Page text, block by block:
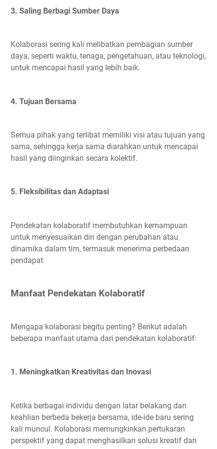
3. Saling Berbagi Sumber Daya
Kolaborasi sering kali melibatkan pembagian sumber
daya, seperti waktu, tenaga, pengetahuan, atau teknologi,
untuk mencapai hasil yang lebih baik.
4. Tujuan Bersama
Semua pihak yang terlibat memiliki visi atau tujuan yang
sama, sehingga kerja sama diarahkan untuk mencapai
hasil yang diinginkan secara kolektif.
5. Fleksibilitas dan Adaptasi
Pendekatan kolaboratif membutuhkan kemampuan
untuk menyesuaikan diri dengan perubahan atau
dinamika dalam tim, termasuk menerima perbedaan
pendapat.
Manfaat Pendekatan Kolaboratif
Mengapa kolaborasi begitu penting? Berikut adalah
beberapa manfaat utama dari pendekatan kolaboratif:
1. Meningkatkan Kreativitas dan Inovasi
Ketika berbagai individu dengan latar belakang dan
keahlian berbeda bekerja bersama, ide-ide baru sering
kali muncul. Kolaborasi memungkinkan pertukaran
perspektif yang dapat menghasilkan solusi kreatif dan